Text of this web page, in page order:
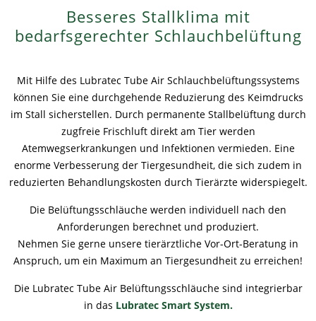
News
News
Kontakt
Ansprechpartner weltweit
Besseres Stallklima mit
bedarfsgerechter Schlauchbelüftung
Mit Hilfe des Lubratec Tube Air Schlauchbelüftungssystems
können Sie eine durchgehende Reduzierung des Keimdrucks
im Stall sicherstellen. Durch permanente Stallbelüftung durch
zugfreie Frischluft direkt am Tier werden
Atemwegserkrankungen und Infektionen vermieden. Eine
enorme Verbesserung der Tiergesundheit, die sich zudem in
reduzierten Behandlungskosten durch Tierärzte widerspiegelt.
Die Belüftungsschläuche werden individuell nach den
Anforderungen berechnet und produziert.
Nehmen Sie gerne unsere tierärztliche Vor-Ort-Beratung in
Anspruch, um ein Maximum an Tiergesundheit zu erreichen!
Die Lubratec Tube Air Belüftungsschläuche sind integrierbar
in das Lubratec Smart System.